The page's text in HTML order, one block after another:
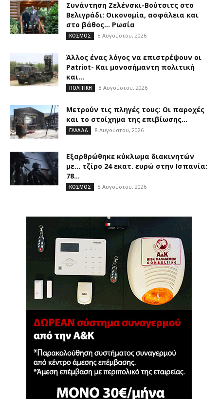
Συνάντηση Ζελένσκι-Βούτσιτς στο
Βελιγράδι: Οικονομία, ασφάλεια και
στο βάθος… Ρωσία
ΚΟΣΜΟΣ 8 Αυγούστου, 2026
Άλλος ένας λόγος να επιστρέψουν οι
Patriot- Και μονοσήμαντη πολιτική
και...
ΠΟΛΙΤΙΚΗ 8 Αυγούστου, 2026
Μετρούν τις πληγές τους: Οι παροχές
και το στοίχημα της επιβίωσης...
ΕΛΛΑΔΑ 8 Αυγούστου, 2026
Εξαρθρώθηκε κύκλωμα διακινητών
με… τζίρο 24 εκατ. ευρώ στην Ισπανία:
78...
ΚΟΣΜΟΣ 8 Αυγούστου, 2026